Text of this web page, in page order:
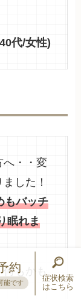
代/女性)
へ・・変
した！
もバッチ
眠れま
何もかも
約
能です
症状検索
はこちら